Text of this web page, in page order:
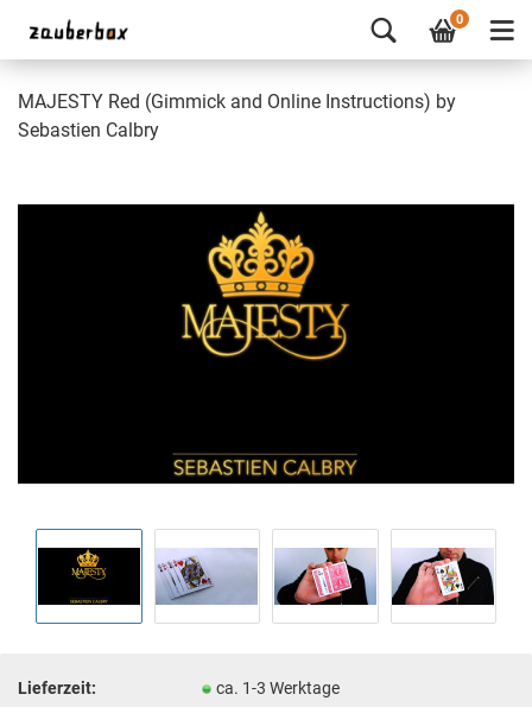
0
MAJESTY Red (Gimmick and Online Instructions) by
Sebastien Calbry
Lieferzeit: ca. 1-3 Werktage